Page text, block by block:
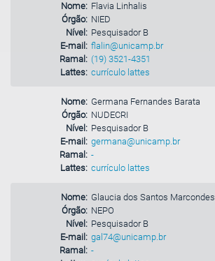
Nome: Flavia Linhalis
Órgão: NIED
Nível: Pesquisador B
E-mail: flalin@unicamp.br
Ramal: (19) 3521-4351
Lattes: currículo lattes
Nome: Germana Fernandes Barata
Órgão: NUDECRI
Nível: Pesquisador B
E-mail: germana@unicamp.br
Ramal: -
Lattes: currículo lattes
Nome: Glaucia dos Santos Marcondes
Órgão: NEPO
Nível: Pesquisador B
E-mail: gal74@unicamp.br
Ramal: -